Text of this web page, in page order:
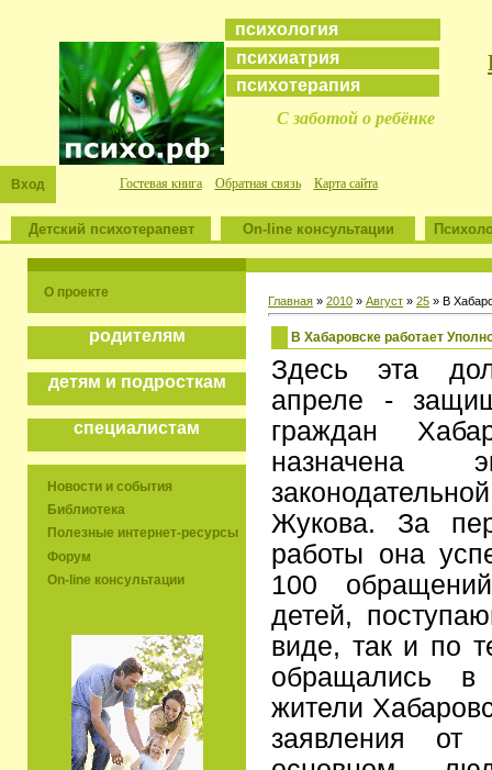
психология
психиатрия
психотерапия
С заботой о ребёнке
Вход Гостевая книга Обратная связь Карта сайта
Детский психотерапевт On-line консультации
О проекте
родителям
детям и подросткам
специалистам
Новости и события
Библиотека
Полезные интернет-ресурсы
Форум
On-line консультации
Главная » 2010 » Август » 25 » В
В Хабаровске работает
Здесь эта
апреле -
граждан
назначена
Жукова. За
работы она
100
детей,
виде, так и по
обращались в
жители
заявления